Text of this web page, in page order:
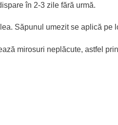
în 2-3 zile fără urmă.
Săpunul umezit se aplică pe
mirosuri neplăcute, astfel